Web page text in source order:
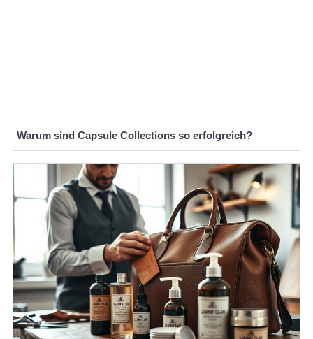
Warum sind Capsule Collections so erfolgreich?